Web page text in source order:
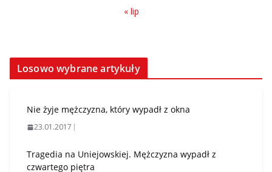
« lip
Losowo wybrane artykuły
Nie żyje mężczyzna, który wypadł z okna
23.01.2017
Tragedia na Uniejowskiej. Mężczyzna wypadł z
czwartego piętra